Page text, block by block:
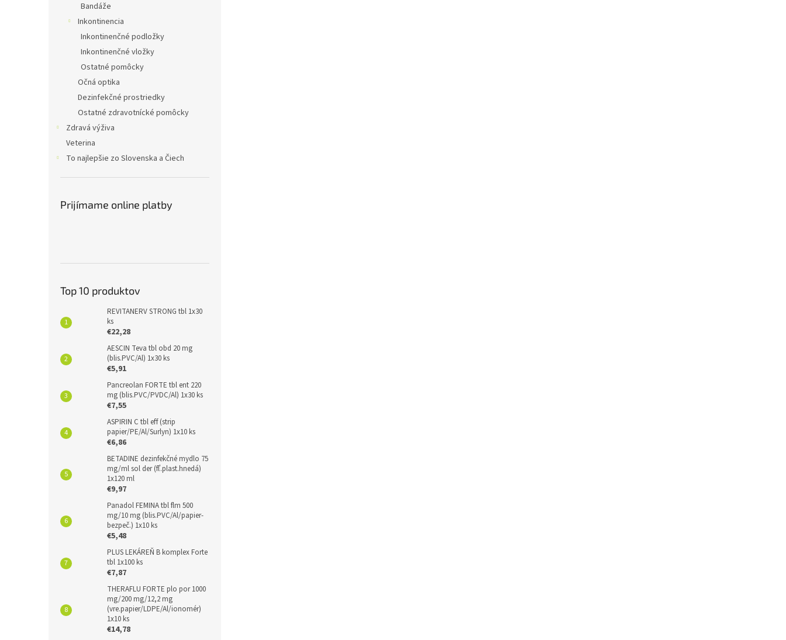
Bandáže
Inkontinencia
Inkontinenčné podložky
Inkontinenčné vložky
Ostatné pomôcky
Očná optika
Dezinfekčné prostriedky
Ostatné zdravotnícké pomôcky
Zdravá výživa
Veterina
To najlepšie zo Slovenska a Čiech
Prijímame online platby
Top 10 produktov
REVITANERV STRONG tbl 1x30
ks
€22,28
AESCIN Teva tbl obd 20 mg
(blis.PVC/Al) 1x30 ks
€5,91
Pancreolan FORTE tbl ent 220
mg (blis.PVC/PVDC/Al) 1x30 ks
€7,55
ASPIRIN C tbl eff (strip
papier/PE/Al/Surlyn) 1x10 ks
€6,86
BETADINE dezinfekčné mydlo 75
mg/ml sol der (fľ.plast.hnedá)
1x120 ml
€9,97
Panadol FEMINA tbl flm 500
mg/10 mg (blis.PVC/Al/papier-
bezpeč.) 1x10 ks
€5,48
PLUS LEKÁREŇ B komplex Forte
tbl 1x100 ks
€7,87
THERAFLU FORTE plo por 1000
mg/200 mg/12,2 mg
(vre.papier/LDPE/Al/ionomér)
1x10 ks
€14,78